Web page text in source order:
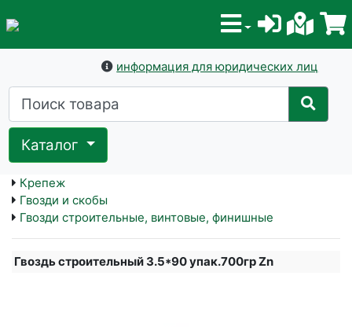
информация для юридических лиц
Каталог
Крепеж
Гвозди и скобы
Гвозди строительные, винтовые, финишные
Гвоздь строительный 3.5*90 упак.700гр Zn